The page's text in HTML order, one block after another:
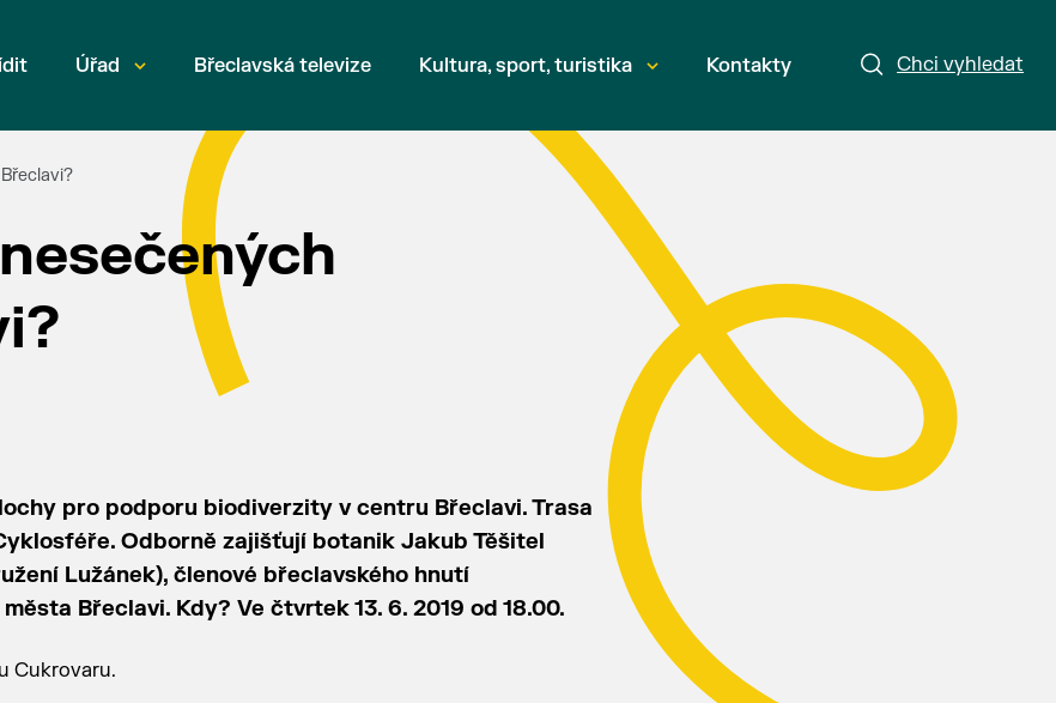
Chci vyhledat
Úřad Břeclavská televize Kultura, sport, turistika Kontakty
pro podporu biodiverzity v centru Břeclavi. Trasa
Odborně zajišťují botanik Jakub Těšitel
Lužánek), členové břeclavského hnutí
Břeclavi. Kdy? Ve čtvrtek 13. 6. 2019 od 18.00.
Cukrovaru.